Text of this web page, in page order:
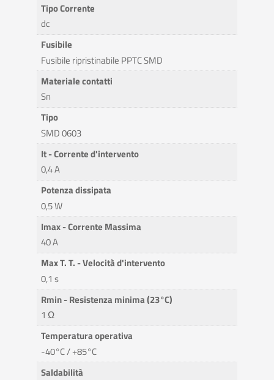
Tipo Corrente
dc
Fusibile
Fusibile ripristinabile PPTC SMD
Materiale contatti
Sn
Tipo
SMD 0603
It - Corrente d'intervento
0,4 A
Potenza dissipata
0,5 W
Imax - Corrente Massima
40 A
Max T. T. - Velocità d'intervento
0,1 s
Rmin - Resistenza minima (23°C)
1 Ω
Temperatura operativa
-40°C / +85°C
Saldabilità